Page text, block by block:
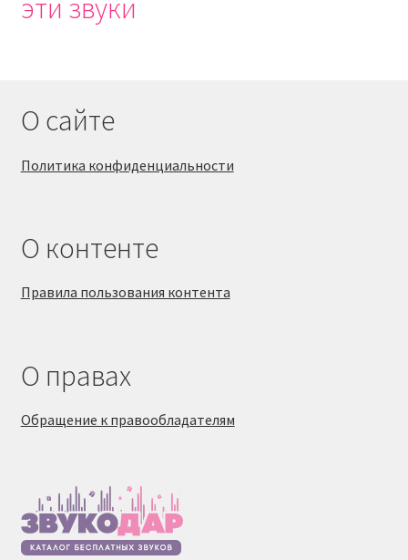
эти звуки
О сайте
Политика конфиденциальности
О контенте
Правила пользования контента
О правах
Обращение к правообладателям